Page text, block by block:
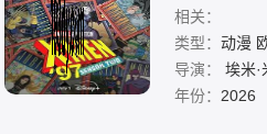
赞恩
莉森·西莉-
·约翰斯顿 ，
沃特森
相关：
类型：动漫
导演：
埃米·
蔡斯·康利
年份： 2026